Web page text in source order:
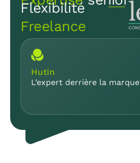
Flexibilité
Freelance
Hutin
L’expert derrière la marque